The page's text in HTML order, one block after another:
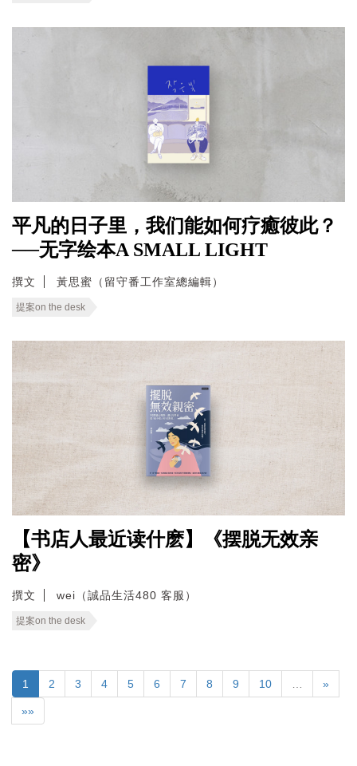
平凡的日子里，我们能如何疗癒彼此？
──无字绘本A SMALL LIGHT
撰文 黃思蜜（留守番工作室總編輯）
提案on the desk
【书店人最近读什麽】《摆脱无效亲
密》
撰文 wei（誠品生活480 客服）
提案on the desk
1 2 3 4 5 6 7 8 9 10 »
»»